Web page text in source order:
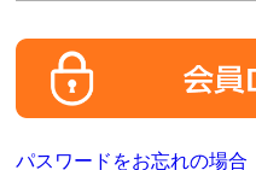
パスワードをお忘れの場合